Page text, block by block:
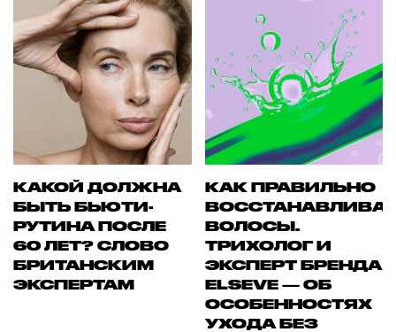
КАКОЙ ДОЛЖНА
БЫТЬ БЬЮТИ-
РУТИНА ПОСЛЕ
60 ЛЕТ? СЛОВО
БРИТАНСКИМ
ЭКСПЕРТАМ
КАК ПРАВИЛЬНО
ВОЛОСЫ.
ТРИХОЛОГ И
ЭКСПЕРТ БРЕНДА
ELSEVE — ОБ
ОСОБЕННОСТЯХ
УХОДА БЕЗ